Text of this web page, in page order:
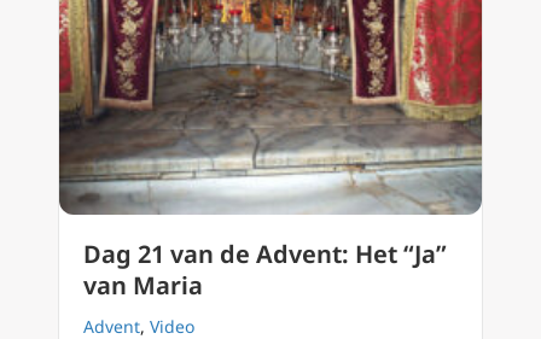
Dag 21 van de Advent: Het “Ja”
van Maria
Advent, Video